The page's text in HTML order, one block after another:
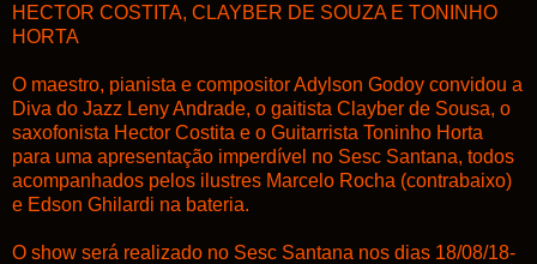
HECTOR COSTITA, CLAYBER DE SOUZA E TONINHO
HORTA
O maestro, pianista e compositor Adylson Godoy convidou a
Diva do Jazz Leny Andrade, o gaitista Clayber de Sousa, o
saxofonista Hector Costita e o Guitarrista Toninho Horta
para uma apresentação imperdível no Sesc Santana, todos
acompanhados pelos ilustres Marcelo Rocha (contrabaixo)
e Edson Ghilardi na bateria.
O show será realizado no Sesc Santana nos dias 18/08/18-